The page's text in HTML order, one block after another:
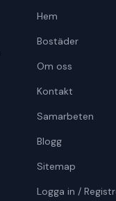
Hem
Bostäder
Om oss
Kontakt
Samarbeten
Blogg
Sitemap
Logga in /